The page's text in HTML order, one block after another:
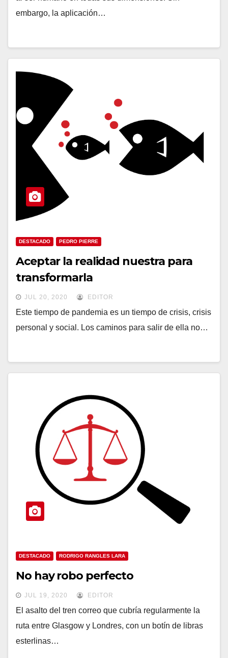
embargo, la aplicación…
DESTACADO PEDRO PIERRE
Aceptar la realidad nuestra para
transformarla
JUL 20, 2020 EDITOR
Este tiempo de pandemia es un tiempo de crisis, crisis
personal y social. Los caminos para salir de ella no…
DESTACADO RODRIGO RANGLES LARA
No hay robo perfecto
JUL 19, 2020 EDITOR
El asalto del tren correo que cubría regularmente la
ruta entre Glasgow y Londres, con un botín de libras
esterlinas…